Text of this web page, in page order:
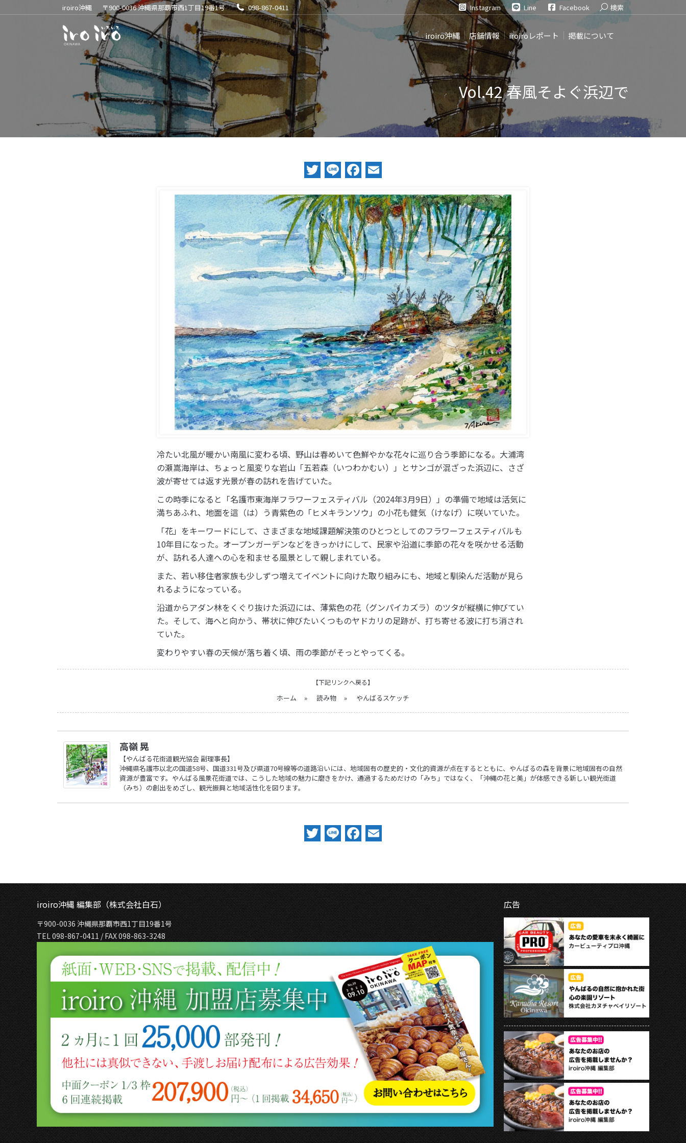
iroiro沖縄 〒900-0036 沖縄県那覇市西1丁目19番1号 098-867-0411 Instagram Line Facebook Search:
検索
iroiro沖縄 店舗情報 iroiroレポート 掲載について
Vol.42 春風そよぐ浜辺で
Twitter
LineFacebook
冷たい北風が暖かい南風に変わる頃、野山は春めいて色鮮やかな花々に巡り合う季節になる。大浦湾
の瀬嵩海岸は、ちょっと風変りな岩山「五若森（いつわかむい）」とサンゴが混ざった浜辺に、さざ
波が寄せては返す光景が春の訪れを告げていた。
この時季になると「名護市東海岸フラワーフェスティバル（2024年3月9日）」の準備で地域は活気に
満ちあふれ、地面を這（は）う青紫色の「ヒメキランソウ」の小花も健気（けなげ）に咲いていた。
「花」をキーワードにして、さまざまな地域課題解決策のひとつとしてのフラワーフェスティバルも
10年目になった。オープンガーデンなどをきっかけにして、民家や沿道に季節の花々を咲かせる活動
が、訪れる人達への心を和ませる風景として親しまれている。
また、若い移住者家族も少しずつ増えてイベントに向けた取り組みにも、地域と馴染んだ活動が見ら
れるようになっている。
沿道からアダン林をくぐり抜けた浜辺には、薄紫色の花（グンパイカズラ）のツタが縦横に伸びてい
た。そして、海へと向かう、帯状に伸びたいくつものヤドカリの足跡が、打ち寄せる波に打ち消され
ていた。
変わりやすい春の天候が落ち着く頃、雨の季節がそっとやってくる。
【下記リンクへ戻る】
ホーム » 読み物 » やんばるスケッチ
高嶺 晃
【やんばる花街道観光協会 副理事長】
沖縄県名護市以北の国道58号、国道331号及び県道70号線等の道路沿いには、地域固有の歴史的・文化的資源が点在するとともに、やんばるの森を背景に地域固有の自然
資源が豊富です。やんばる風景花街道では、こうした地域の魅力に磨きをかけ、通過するためだけの「みち」ではなく、「沖縄の花と美」が体感できる新しい観光街道
（みち）の創出をめざし、観光振興と地域活性化を図ります。
Twitter
LineFacebook
iroiro沖縄 編集部（株式会社白石）
〒900-0036 沖縄県那覇市西1丁目19番1号
TEL 098-867-0411 / FAX 098-863-3248
広告